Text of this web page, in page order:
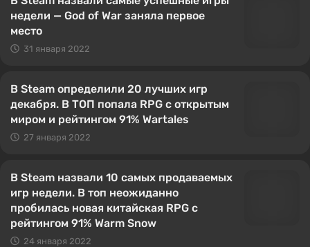
недели — God of War заняла первое
место
31 января 2022
В Steam определили 20 лучших игр
декабря. В ТОП попала RPG с открытым
миром и рейтингом 91% Wartales
27 января 2022
В Steam назвали 10 самых продаваемых
игр недели. В топ неожиданно
пробилась новая китайская RPG с
рейтингом 91% Warm Snow
24 января 2022